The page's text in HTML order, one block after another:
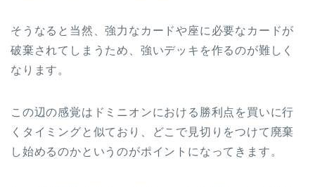
そうなると当然、強力なカードや座に必要なカードが
破棄されてしまうため、強いデッキを作るのが難しく
なります。
この辺の感覚はドミニオンにおける勝利点を買いに行
くタイミングと似ており、どこで見切りをつけて廃棄
し始めるのかというのがポイントになってきます。